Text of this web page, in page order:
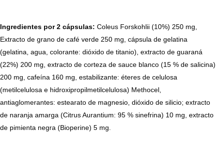
Ingredientes por 2 cápsulas: Coleus Forskohlii (10%) 250 mg,
Extracto de grano de café verde 250 mg, cápsula de gelatina
(gelatina, agua, colorante: dióxido de titanio), extracto de guaraná
(22%) 200 mg, extracto de corteza de sauce blanco (15 % de salicina)
200 mg, cafeína 160 mg, estabilizante: éteres de celulosa
(metilcelulosa e hidroxipropilmetilcelulosa) Methocel,
antiaglomerantes: estearato de magnesio, dióxido de silicio; extracto
de naranja amarga (Citrus Aurantium: 95 % sinefrina) 10 mg, extracto
de pimienta negra (Bioperine) 5 mg.